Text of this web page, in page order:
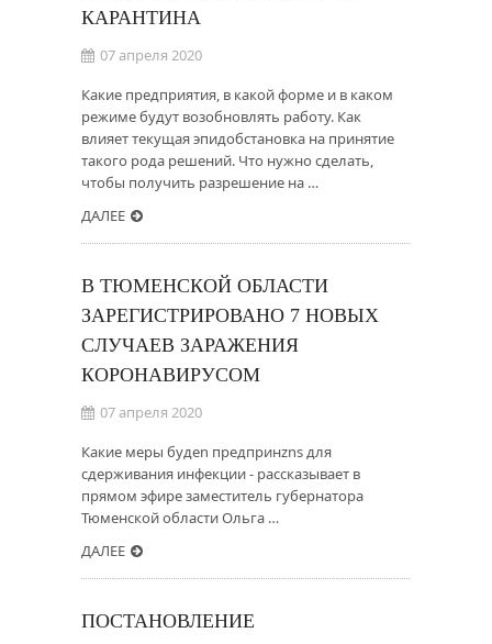
КАРАНТИНА
07 апреля 2020
Какие предприятия, в какой форме и в каком
режиме будут возобновлять работу. Как
влияет текущая эпидобстановка на принятие
такого рода решений. Что нужно сделать,
чтобы получить разрешение на …
ДАЛЕЕ
В ТЮМЕНСКОЙ ОБЛАСТИ
ЗАРЕГИСТРИРОВАНО 7 НОВЫХ
СЛУЧАЕВ ЗАРАЖЕНИЯ
КОРОНАВИРУСОМ
07 апреля 2020
Какие меры будen предпринzns для
сдерживания инфекции - рассказывает в
прямом эфире заместитель губернатора
Тюменской области Ольга …
ДАЛЕЕ
ПОСТАНОВЛЕНИЕ